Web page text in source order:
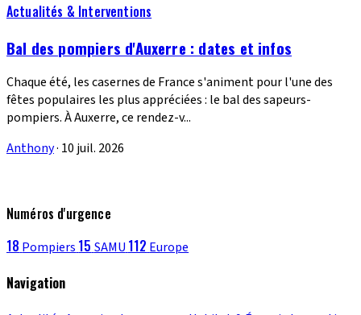
Actualités & Interventions
Bal des pompiers d'Auxerre : dates et infos
Chaque été, les casernes de France s'animent pour l'une des
fêtes populaires les plus appréciées : le bal des sapeurs-
pompiers. À Auxerre, ce rendez-v...
Anthony· 10 juil. 2026
Numéros d'urgence
18 Pompiers 15 SAMU 112 Europe
Navigation